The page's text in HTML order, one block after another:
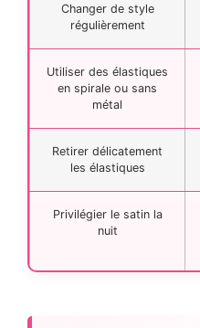
Changer de style
régulièrement
Utiliser des élastiques
en spirale ou sans
métal
Retirer délicatement
les élastiques
Privilégier le satin la
nuit